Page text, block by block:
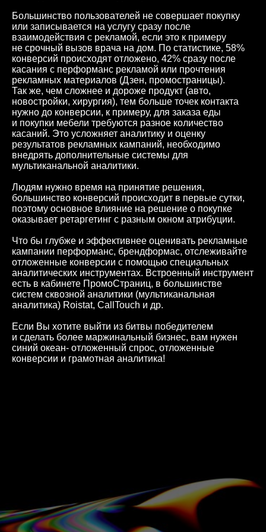
Большинство пользователей не совершает покупку
или записывается на услугу сразу после
взаимодействия с рекламой, если это к примеру
не срочный вызов врача на дом. По статистике, 58%
конверсий происходят отложено, 42% сразу после
касания с перформанс рекламой или прочтения
рекламных материалов (Дзен, промостраницы).
Так же, чем сложнее и дороже продукт (авто,
новостройки, хирургия), тем больше точек контакта
нужно до конверсии, к примеру, для заказа еды
и покупки мебели требуются разное количество
касаний. Это усложняет аналитику и оценку
результатов рекламных кампаний, необходимо
внедрять дополнительные системы для
мультиканальной аналитики.
Людям нужно время на принятие решения,
большинство конверсий происходит в первые сутки,
поэтому основное влияние на решение о покупке
оказывает ретаргетинг с разным окном атрибуции.
Что бы глубже и эффективнее оценивать рекламные
кампании перформанс, брендформас, отслеживайте
отложенные конверсии с помощью специальных
аналитических инструментах. Встроенный инструмент
есть в кабинете ПромоСтраниц, в большинстве
систем сквозной аналитики (мультиканальная
аналитика) Roistat, CallTouch и др.
Если Вы хотите выйти из битвы победителем
и сделать более маржинальный бизнес, вам нужен
синий океан- отложенный спрос, отложенные
конверсии и грамотная аналитика!